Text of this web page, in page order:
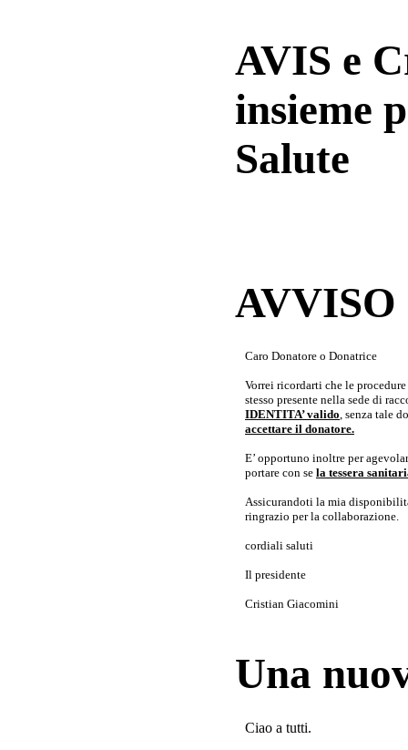
AVIS e
insieme
Salute
Caro Donatore o Donatrice
Vorrei ricordarti che le
stesso presente nella sede di
IDENTITA’ valido, senza tale
accettare il donatore.
E’ opportuno inoltre per
portare con se la tessera
Assicurandoti la mia
ringrazio per la collaborazione.
cordiali saluti
Il presidente
Cristian Giacomini
Una
Ciao a tutti.